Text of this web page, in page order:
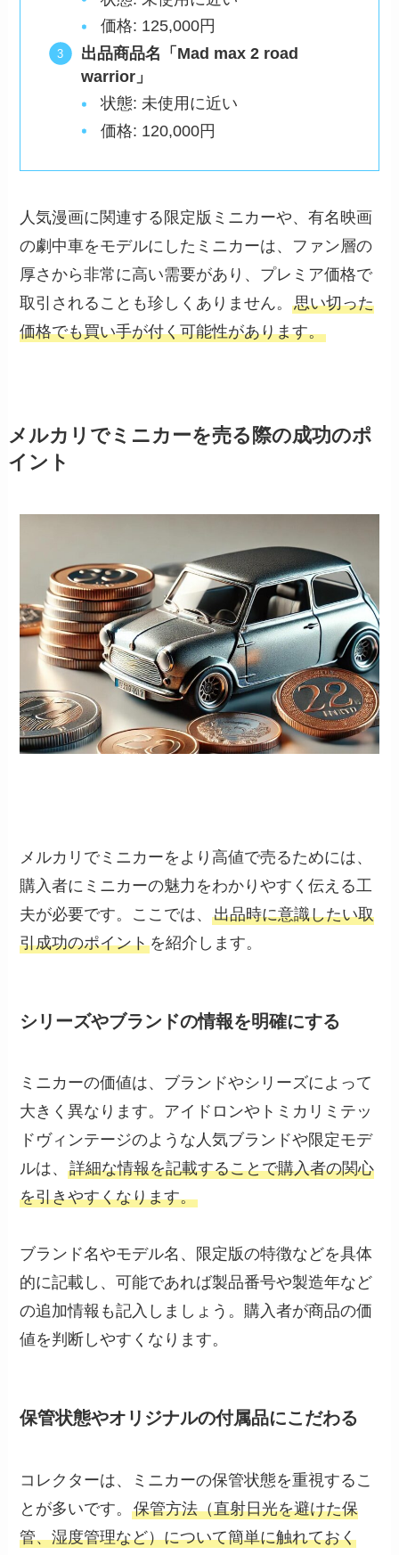
価格: 125,000円
出品商品名「Mad max 2 road
warrior」
状態: 未使用に近い
価格: 120,000円
人気漫画に関連する限定版ミニカーや、有名映画
の劇中車をモデルにしたミニカーは、ファン層の
厚さから非常に高い需要があり、プレミア価格で
取引されることも珍しくありません。思い切った
価格でも買い手が付く可能性があります。
メルカリでミニカーを売る際の成功のポ
イント
メルカリでミニカーをより高値で売るためには、
購入者にミニカーの魅力をわかりやすく伝える工
夫が必要です。ここでは、出品時に意識したい取
引成功のポイントを紹介します。
シリーズやブランドの情報を明確にする
ミニカーの価値は、ブランドやシリーズによって
大きく異なります。アイドロンやトミカリミテッ
ドヴィンテージのような人気ブランドや限定モデ
ルは、詳細な情報を記載することで購入者の関心
を引きやすくなります。
ブランド名やモデル名、限定版の特徴などを具体
的に記載し、可能であれば製品番号や製造年など
の追加情報も記入しましょう。購入者が商品の価
値を判断しやすくなります。
保管状態やオリジナルの付属品にこだわる
コレクターは、ミニカーの保管状態を重視するこ
とが多いです。保管方法（直射日光を避けた保
管、湿度管理など）について簡単に触れておく